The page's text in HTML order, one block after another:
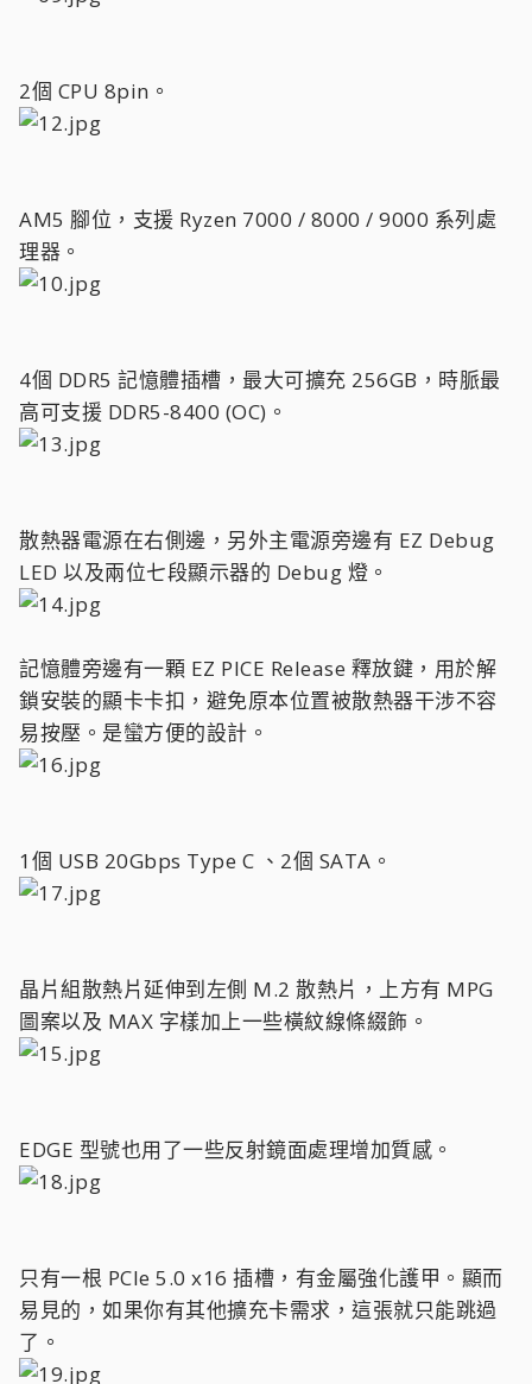
2個 CPU 8pin。
AM5 腳位，支援 Ryzen 7000 / 8000 / 9000 系列處
理器。
4個 DDR5 記憶體插槽，最大可擴充 256GB，時脈最
高可支援 DDR5-8400 (OC)。
散熱器電源在右側邊，另外主電源旁邊有 EZ Debug
LED 以及兩位七段顯示器的 Debug 燈。
記憶體旁邊有一顆 EZ PICE Release 釋放鍵，用於解
鎖安裝的顯卡卡扣，避免原本位置被散熱器干涉不容
易按壓。是蠻方便的設計。
1個 USB 20Gbps Type C 、2個 SATA。
晶片組散熱片延伸到左側 M.2 散熱片，上方有 MPG
圖案以及 MAX 字樣加上一些橫紋線條綴飾。
EDGE 型號也用了一些反射鏡面處理增加質感。
只有一根 PCIe 5.0 x16 插槽，有金屬強化護甲。顯而
易見的，如果你有其他擴充卡需求，這張就只能跳過
了。